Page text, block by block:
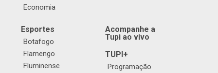
Economia
Esportes
Botafogo
Flamengo
Fluminense
Acompanhe a
Tupi ao vivo
TUPI+
Programação